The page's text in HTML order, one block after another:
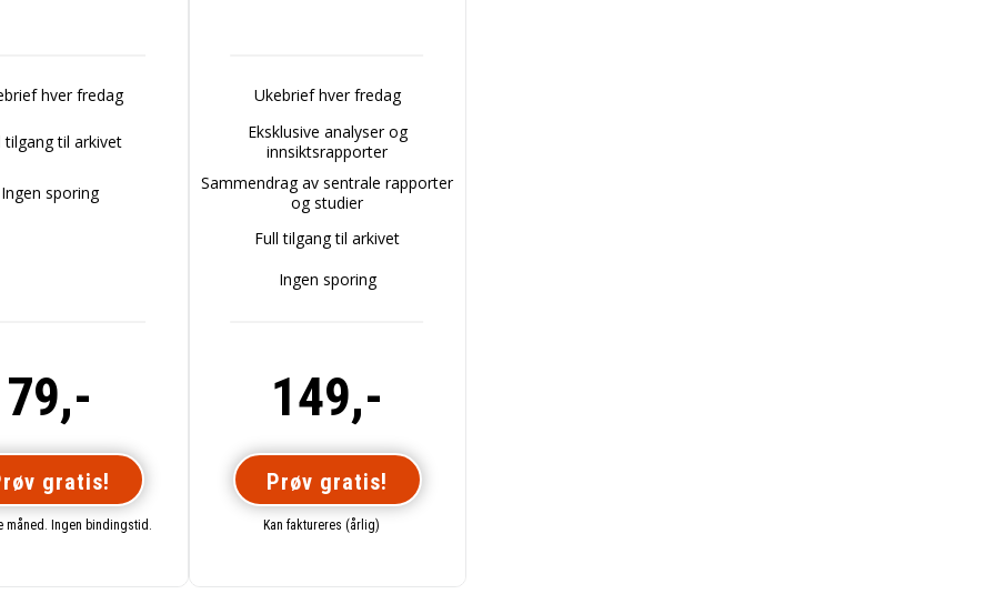
hver fredag
tilgang til arkivet
Ingen sporing
79,-
gratis!
måned. Ingen bindingstid.
Ukebrief hver fredag
Eksklusive analyser og
innsiktsrapporter
Sammendrag av sentrale rapporter
og studier
Full tilgang til arkivet
Ingen sporing
149,-
Prøv gratis!
Kan faktureres (årlig)